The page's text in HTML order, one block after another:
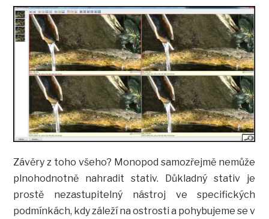
Závěry z toho všeho? Monopod samozřejmě nemůže
plnohodnotně nahradit stativ. Důkladný stativ je
prostě nezastupitelný nástroj ve specifických
podmínkách, kdy záleží na ostrosti a pohybujeme se v